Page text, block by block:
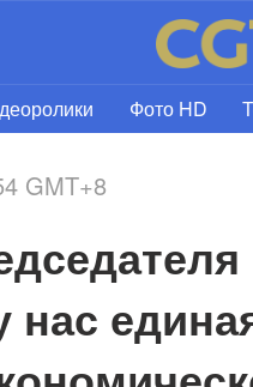
Фото HD
GMT+8
нас